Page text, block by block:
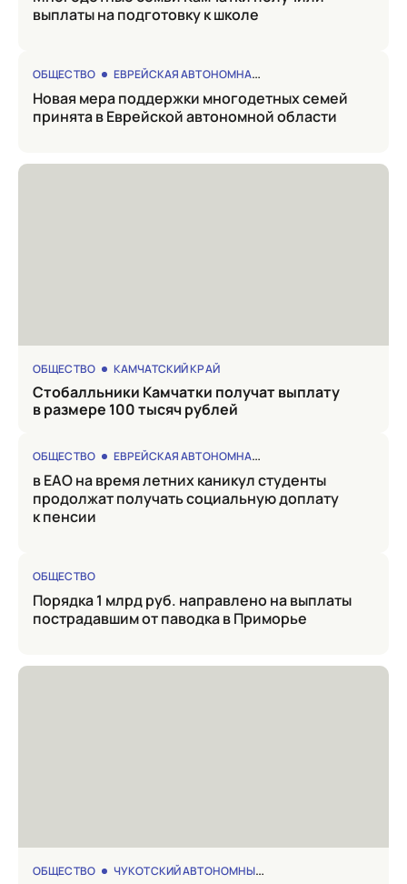
выплаты на подготовку к школе
ОБЩЕСТВО ЕВРЕЙСКАЯ АВТОНОМНАЯ ОБЛАСТЬ
Новая мера поддержки многодетных семей
принята в Еврейской автономной области
ОБЩЕСТВО КАМЧАТСКИЙ КРАЙ
Стобалльники Камчатки получат выплату
в размере 100 тысяч рублей
ОБЩЕСТВО ЕВРЕЙСКАЯ АВТОНОМНАЯ ОБЛАСТЬ
в ЕАО на время летних каникул студенты
продолжат получать социальную доплату
к пенсии
ОБЩЕСТВО
Порядка 1 млрд руб. направлено на выплаты
пострадавшим от паводка в Приморье
ОБЩЕСТВО ЧУКОТСКИЙ АВТОНОМНЫЙ ОКРУГ